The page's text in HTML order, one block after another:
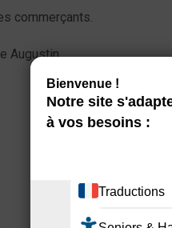
commerçants.
Augustin